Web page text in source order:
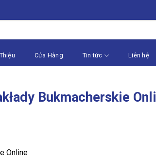
Cửa Hàng Tin tức Liên hệ
Bukmacherskie
Online